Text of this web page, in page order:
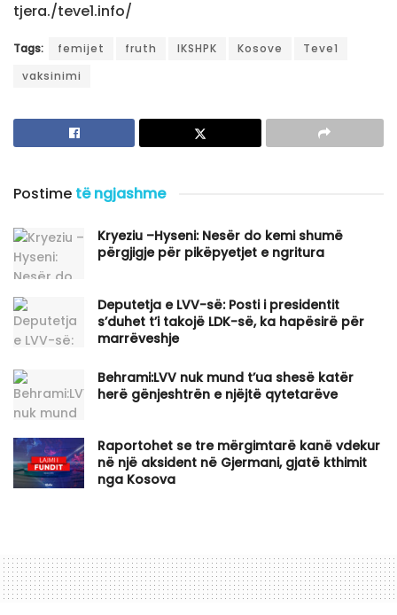
tjera./teve1.info/
Tags: femijet fruth IKSHPK Kosove
Teve1
vaksinimi
Postime të ngjashme
Kryeziu –Hyseni: Nesër do kemi shumë
përgjigje për pikëpyetjet e ngritura
Deputetja e LVV-së: Posti i presidentit
s’duhet t’i takojë LDK-së, ka hapësirë për
marrëveshje
Behrami:LVV nuk mund t’ua shesë katër
herë gënjeshtrën e njëjtë qytetarëve
Raportohet se tre mërgimtarë kanë vdekur
në një aksident në Gjermani, gjatë kthimit
nga Kosova